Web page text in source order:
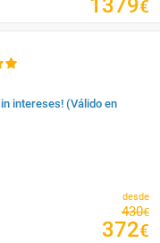
1379€
intereses! (Válido en
desde
430€
372€